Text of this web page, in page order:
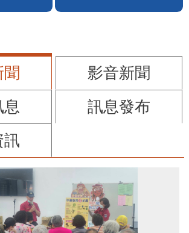
影音新聞
息
訊息發布
訊